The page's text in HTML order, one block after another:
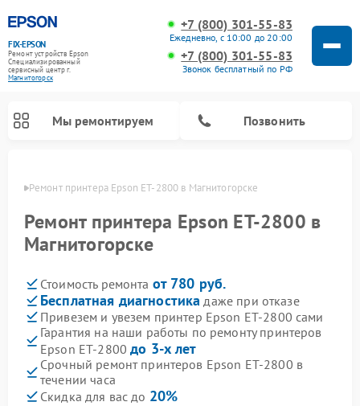
FIX-EPSON
Ремонт устройств Epson
Специализированный
cервисный центр г.
Магнитогорск
+7 (800) 301-55-83
Ежедневно, с 10:00 до 20:00
+7 (800) 301-55-83
Звонок бесплатный по РФ
Мы ремонтируем Позвонить
Ремонт принтера Epson ET-2800 в Магнитогорске
Ремонт принтера Epson ET-2800 в
Магнитогорске
Стоимость ремонта от 780 руб.
Бесплатная диагностика даже при отказе
Привезем и увезем принтер Epson ET-2800 сами
Гарантия на наши работы по ремонту принтеров
Epson ET-2800до 3-х лет
Срочный ремонт принтеров Epson ET-2800 в
течении часа
Скидка для вас до 20%